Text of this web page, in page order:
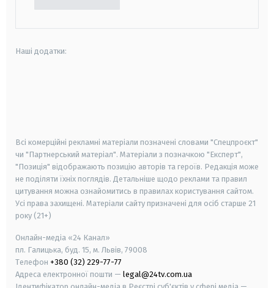
Наші додатки:
Всі комерційні рекламні матеріали позначені словами "Спецпроєкт"
чи "Партнерський матеріал". Матеріали з позначкою "Експерт",
"Позиція" відображають позицію авторів та героїв. Редакція може
не поділяти їхніх поглядів. Детальніше щодо реклами та правил
цитування можна ознайомитись в правилах користування сайтом.
Усі права захищені. Матеріали сайту призначені для осіб старше 21
року (21+)
Онлайн-медіа «24 Канал»
пл. Галицька, буд. 15, м. Львів, 79008
Телефон +380 (32) 229-77-77
Адреса електронної пошти — legal@24tv.com.ua